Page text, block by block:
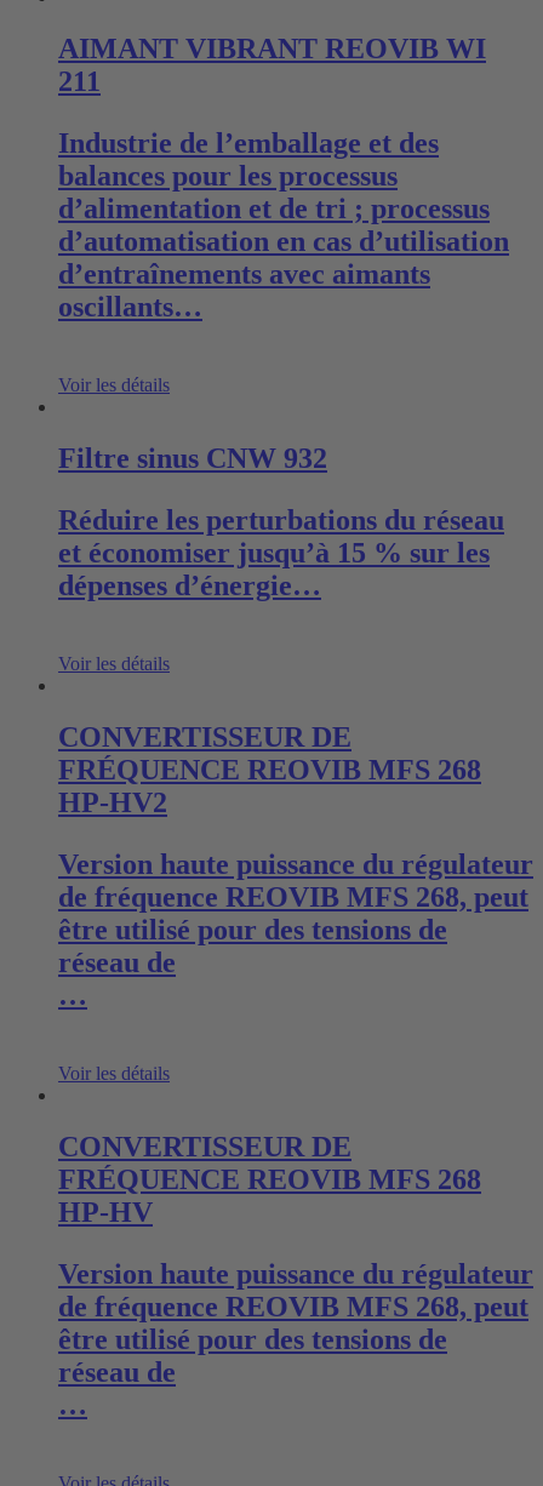
AIMANT VIBRANT REOVIB WI
211
Industrie de l’emballage et des
balances pour les processus
d’alimentation et de tri ; processus
d’automatisation en cas d’utilisation
d’entraînements avec aimants
oscillants…
Voir les détails
Filtre sinus CNW 932
Réduire les perturbations du réseau
et économiser jusqu’à 15 % sur les
dépenses d’énergie…
Voir les détails
CONVERTISSEUR DE
FRÉQUENCE REOVIB MFS 268
HP-HV2
Version haute puissance du régulateur
de fréquence REOVIB MFS 268, peut
être utilisé pour des tensions de
réseau de
…
Voir les détails
CONVERTISSEUR DE
FRÉQUENCE REOVIB MFS 268
HP-HV
Version haute puissance du régulateur
de fréquence REOVIB MFS 268, peut
être utilisé pour des tensions de
réseau de
…